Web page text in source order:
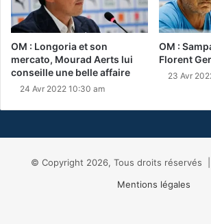
OM : Longoria et son
mercato, Mourad Aerts lui
conseille une belle affaire
24 Avr 2022 10:30 am
OM :
Florent
23 Avr
© Copyright 2026, Tous droits réservés |
Mentions légales